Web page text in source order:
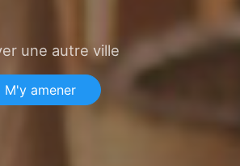
une autre ville
M'y amener